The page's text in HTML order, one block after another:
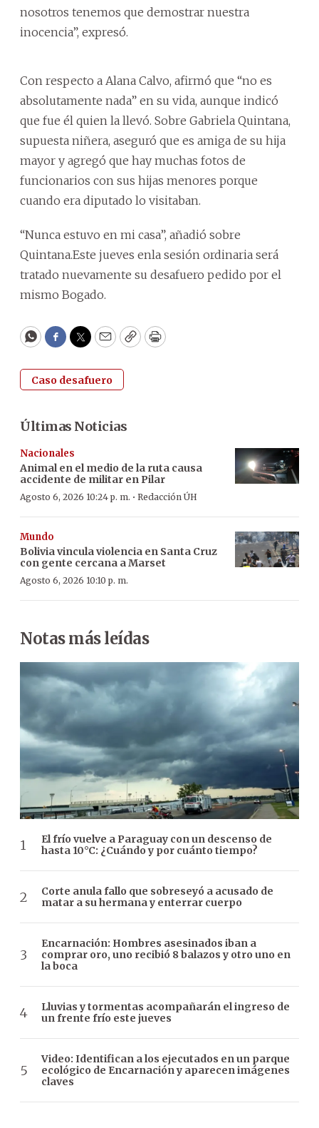
nosotros tenemos que demostrar nuestra
inocencia”, expresó.
Con respecto a Alana Calvo, afirmó que “no es
absolutamente nada” en su vida, aunque indicó
que fue él quien la llevó. Sobre Gabriela Quintana,
supuesta niñera, aseguró que es amiga de su hija
mayor y agregó que hay muchas fotos de
funcionarios con sus hijas menores porque
cuando era diputado lo visitaban.
“Nunca estuvo en mi casa”, añadió sobre
Quintana.Este jueves enla sesión ordinaria será
tratado nuevamente su desafuero pedido por el
mismo Bogado.
WhatsApp
Facebook
Twitter
EmailCopyPrint
Caso desafuero
Últimas Noticias
Nacionales
Animal en el medio de la ruta causa
accidente de militar en Pilar
Agosto 6, 2026 10:24 p. m. · Redacción ÚH
Mundo
Bolivia vincula violencia en Santa Cruz
con gente cercana a Marset
Agosto 6, 2026 10:10 p. m.
Notas más leídas
El frío vuelve a Paraguay con un descenso de
hasta 10°C: ¿Cuándo y por cuánto tiempo?
Corte anula fallo que sobreseyó a acusado de
matar a su hermana y enterrar cuerpo
Encarnación: Hombres asesinados iban a
comprar oro, uno recibió 8 balazos y otro uno en
la boca
Lluvias y tormentas acompañarán el ingreso de
un frente frío este jueves
Video: Identifican a los ejecutados en un parque
ecológico de Encarnación y aparecen imágenes
claves